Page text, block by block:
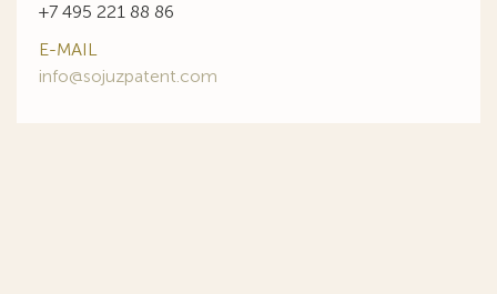
+7 495 221 88 86
E-MAIL
info@sojuzpatent.com